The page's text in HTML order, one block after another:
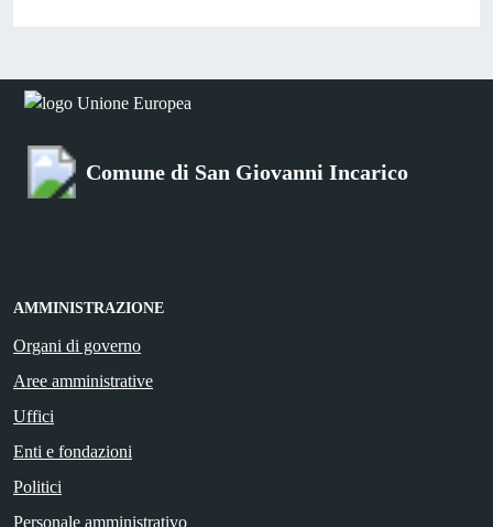
Comune di San Giovanni Incarico
AMMINISTRAZIONE
Organi di governo
Aree amministrative
Uffici
Enti e fondazioni
Politici
Personale amministrativo